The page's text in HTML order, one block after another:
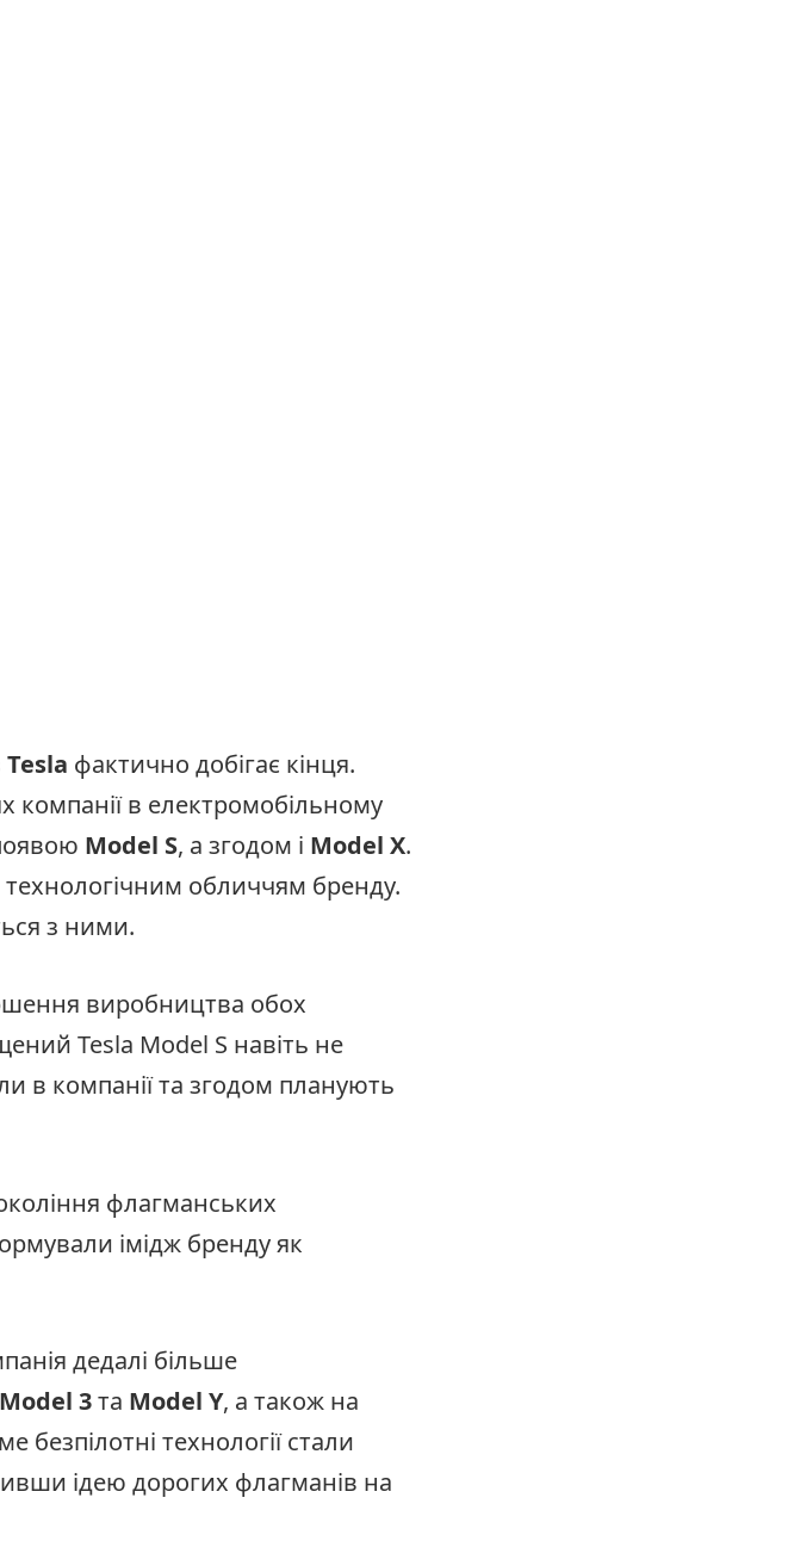
Tesla фактично добігає кінця.
компанії в електромобільному
Model S, а згодом і Model X.
обличчям бренду.
з ними.
виробництва обох
Tesla Model S навіть не
в компанії та згодом планують
флагманських
імідж бренду як
дедалі більше
Model 3та Model Y, а також на
технології стали
ідею дорогих флагманів на